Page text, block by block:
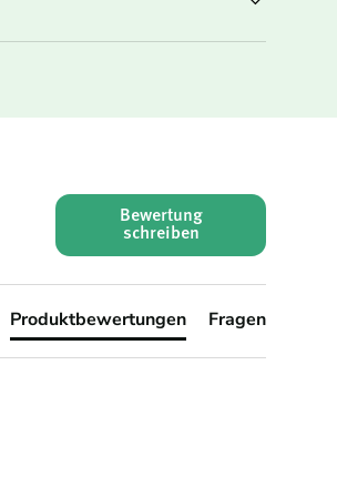
Bewertung
schreiben
Produktbewertungen Fragen